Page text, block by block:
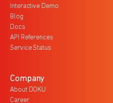
Interactive Demo
Blog
Docs
API References
Service Status
Company
About DOKU
Career